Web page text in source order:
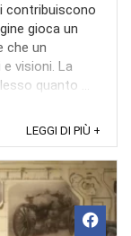
contribuiscono
gioca un
che un
visioni. La
quanto ...
LEGGI DI PIÙ +